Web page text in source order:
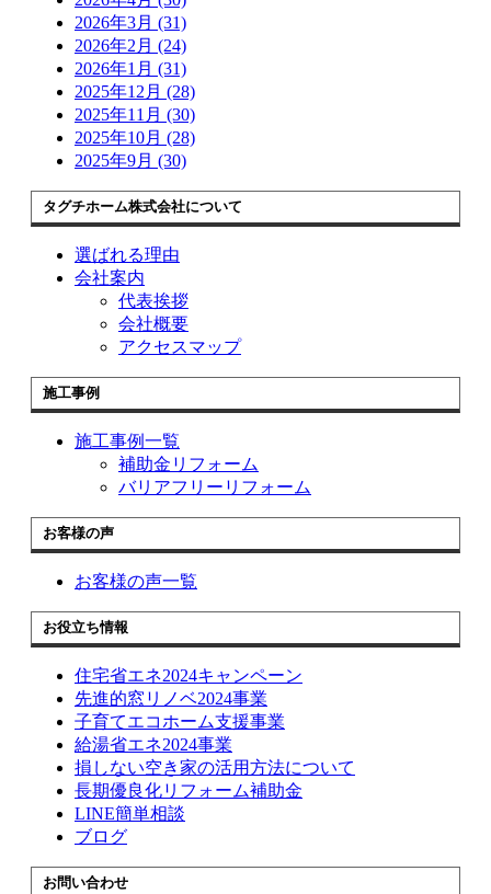
2026年3月 (31)
2026年2月 (24)
2026年1月 (31)
2025年12月 (28)
2025年11月 (30)
2025年10月 (28)
2025年9月 (30)
タグチホーム株式会社について
選ばれる理由
会社案内
代表挨拶
会社概要
アクセスマップ
施工事例
施工事例一覧
補助金リフォーム
バリアフリーリフォーム
お客様の声
お客様の声一覧
お役立ち情報
住宅省エネ2024キャンペーン
先進的窓リノベ2024事業
子育てエコホーム支援事業
給湯省エネ2024事業
損しない空き家の活用方法について
長期優良化リフォーム補助金
LINE簡単相談
ブログ
お問い合わせ